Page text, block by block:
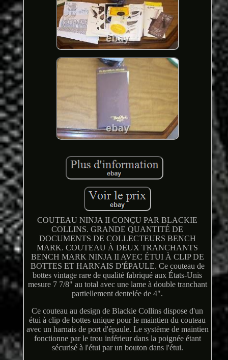
COUTEAU NINJA II CONÇU PAR BLACKIE
COLLINS. GRANDE QUANTITÉ DE
DOCUMENTS DE COLLECTEURS BENCH
MARK. COUTEAU À DEUX TRANCHANTS
BENCH MARK NINJA II AVEC ÉTUI À CLIP DE
BOTTES ET HARNAIS D'ÉPAULE. Ce couteau de
bottes vintage rare de qualité fabriqué aux États-Unis
mesure 7 7/8" au total avec une lame à double tranchant
partiellement dentelée de 4".
Ce couteau au design de Blackie Collins dispose d'un
étui à clip de bottes unique pour le maintien du couteau
avec un harnais de port d'épaule. Le système de maintien
fonctionne par le trou inférieur dans la poignée étant
sécurisé à l'étui par un bouton dans l'étui.